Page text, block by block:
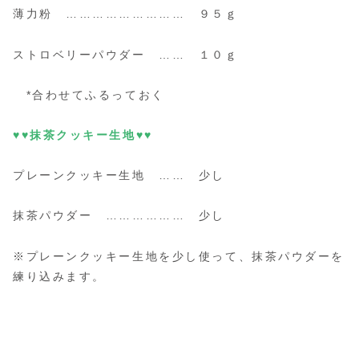
薄力粉 ……………………… ９５ｇ
ストロベリーパウダー …… １０ｇ
*合わせてふるっておく
♥♥抹茶クッキー生地♥♥
プレーンクッキー生地 …… 少し
抹茶パウダー ……………… 少し
※プレーンクッキー生地を少し使って、抹茶パウダーを
練り込みます。